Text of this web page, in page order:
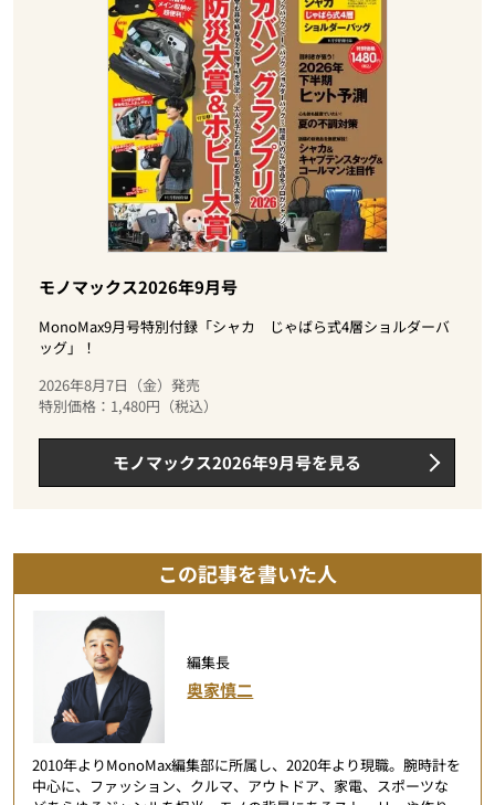
モノマックス2026年9月号
MonoMax9月号特別付録「シャカ じゃばら式4層ショルダーバ
ッグ」！
2026年8月7日（金）発売
特別価格：1,480円（税込）
モノマックス2026年9月号を見る
この記事を書いた人
編集長
奥家慎二
2010年よりMonoMax編集部に所属し、2020年より現職。腕時計を
中心に、ファッション、クルマ、アウトドア、家電、スポーツな